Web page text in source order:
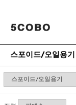
스포이드/오일용기